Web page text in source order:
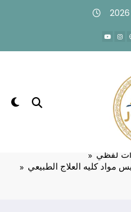
وتأسيس مواد
الطبيعي
لفظي
كليه العلاج الطبيعي